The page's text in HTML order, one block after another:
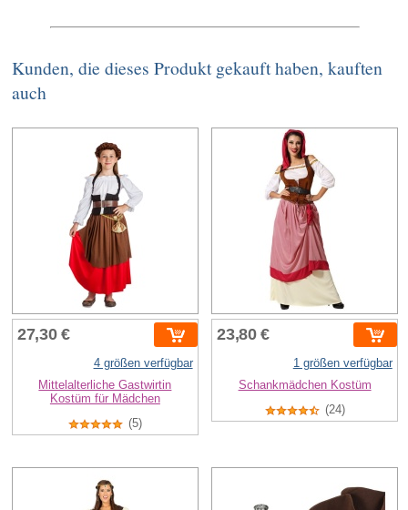
Kunden, die dieses Produkt gekauft haben, kauften
auch
27,30 €
4 größen verfügbar
Mittelalterliche Gastwirtin
Kostüm für Mädchen
(5)
23,80 €
1 größen verfügbar
Schankmädchen Kostüm
(24)